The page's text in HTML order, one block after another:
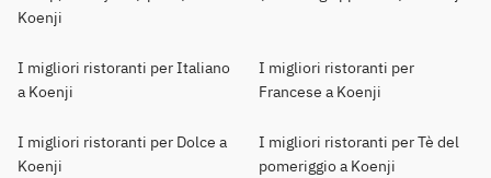
Koenji
I migliori ristoranti per Italiano
a Koenji
I migliori ristoranti per
Francese a Koenji
I migliori ristoranti per Dolce a
Koenji
I migliori ristoranti per Tè del
pomeriggio a Koenji